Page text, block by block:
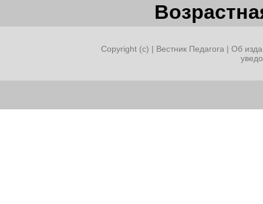
Copyright (c) | Вестник Педагога | Об